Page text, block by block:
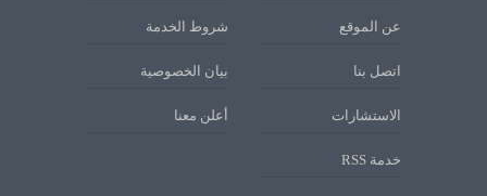
عن الموقع شروط الخدمة
اتصل بنا بيان الخصوصية
الاستشارات أعلن معنا
خدمة RSS